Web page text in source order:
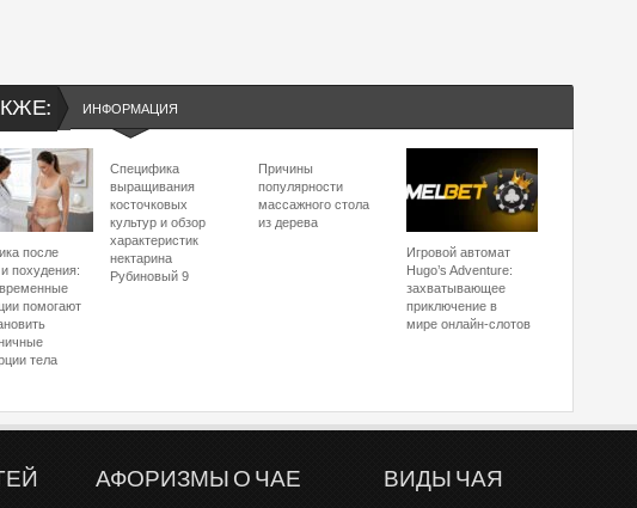
ИНФОРМАЦИЯ
после
похудения:
помогают
тела
Специфика
выращивания
косточковых
культур и обзор
характеристик
нектарина
Рубиновый 9
Причины
популярности
массажного стола
из дерева
Игровой автомат
Hugo’s Adventure:
захватывающее
приключение в
мире онлайн-слотов
АФОРИЗМЫ О ЧАЕ ВИДЫ ЧАЯ